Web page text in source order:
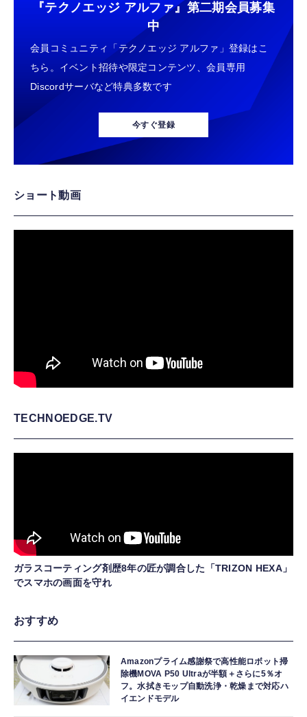
『テクノエッジ アルファ』 第二期会員募集
中
会員コミュニティ「テクノエッジ アルファ」登録はこ
ちら。イベント招待や限定コンテンツ、会員専用
Discordサーバなど特典多数です
今すぐ登録
ショート動画
TECHNOEDGE.TV
ガラスコーティング剤歴8年の匠が調合した「TRIZON HEXA」
でスマホの画面を守れ
おすすめ
Amazonプライム感謝祭で高性能ロボット掃
除機MOVA P50 Ultraが半額＋さらに5％オ
フ。水拭きモップ自動洗浄・乾燥まで対応ハ
イエンドモデル